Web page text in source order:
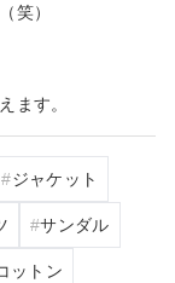
笑）
ます。
ジャケット
サンダル
ットン